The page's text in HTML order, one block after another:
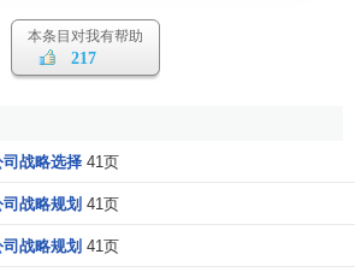
世界上首屈一指的电信设备供应商。
正非的评价是：“华为没有成功，只是在
发布鸿蒙
系统
布，华为投资控股有限公司以7212亿
年12月15日，华为获得了首批“2019中
本条目对我有帮助
217
战略选择 41页
战略规划 41页
战略规划 41页